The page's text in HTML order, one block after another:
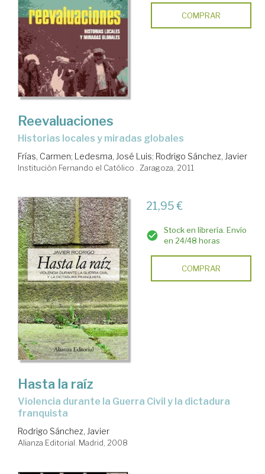
COMPRAR
Reevaluaciones
historias locales y miradas globales
Frías, Carmen; Ledesma, José Luis; Rodrigo Sánchez, Javier
Institución Fernando el Católico . Zaragoza, 2011
21,95 €
Stock en librería. Envío
en 24/48 horas
COMPRAR
Hasta la raíz
violencia durante la Guerra Civil y la dictadura
franquista
Rodrigo Sánchez, Javier
Alianza Editorial. Madrid, 2008